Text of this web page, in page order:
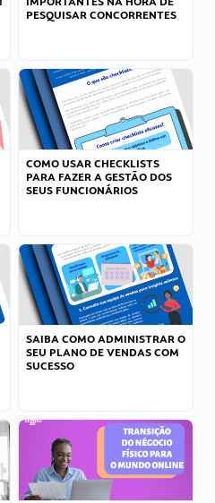
PESQUISAR CONCORRENTES
COMO USAR CHECKLISTS
PARA FAZER A GESTÃO DOS
SEUS FUNCIONÁRIOS
SAIBA COMO ADMINISTRAR O
SEU PLANO DE VENDAS COM
SUCESSO